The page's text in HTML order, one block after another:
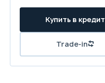
Купить в кредит
Trade-in